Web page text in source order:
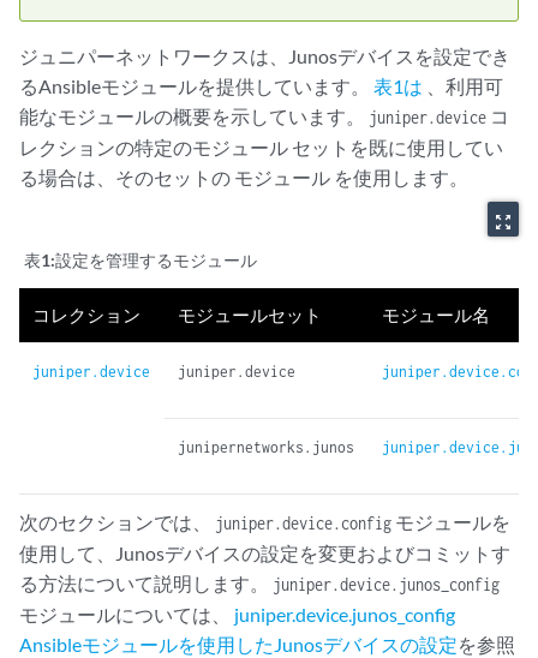
ジュニパーネットワークスは、Junosデバイスを設定でき
るAnsibleモジュールを提供しています。 表1は 、利用可
能なモジュールの概要を示しています。
juniper.device コ
レクションの特定のモジュール セットを既に使用してい
る場合は、そのセットの モジュール を使用します。
zoom_out_map
表1:設定を管理するモジュール
コレクション モジュールセット モジュール名
juniper.device juniper.device
junipernetworks.junos
次のセクションでは、 juniper.device.config モジュールを
使用して、Junosデバイスの設定を変更およびコミットす
る方法について説明します。
juniper.device.junos_config
モジュールについては、 juniper.device.junos_config
Ansibleモジュールを使用したJunosデバイスの設定を参照